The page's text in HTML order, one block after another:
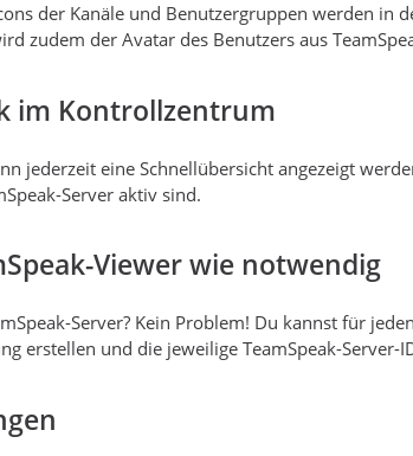
der Kanäle und Benutzergruppen werden in
zudem der Avatar des Benutzers aus
im Kontrollzentrum
jederzeit eine Schnellübersicht angezeigt
Server aktiv sind.
Viewer wie notwendig
Server? Kein Problem! Du kannst für
erstellen und die jeweilige TeamSpeak-Server-